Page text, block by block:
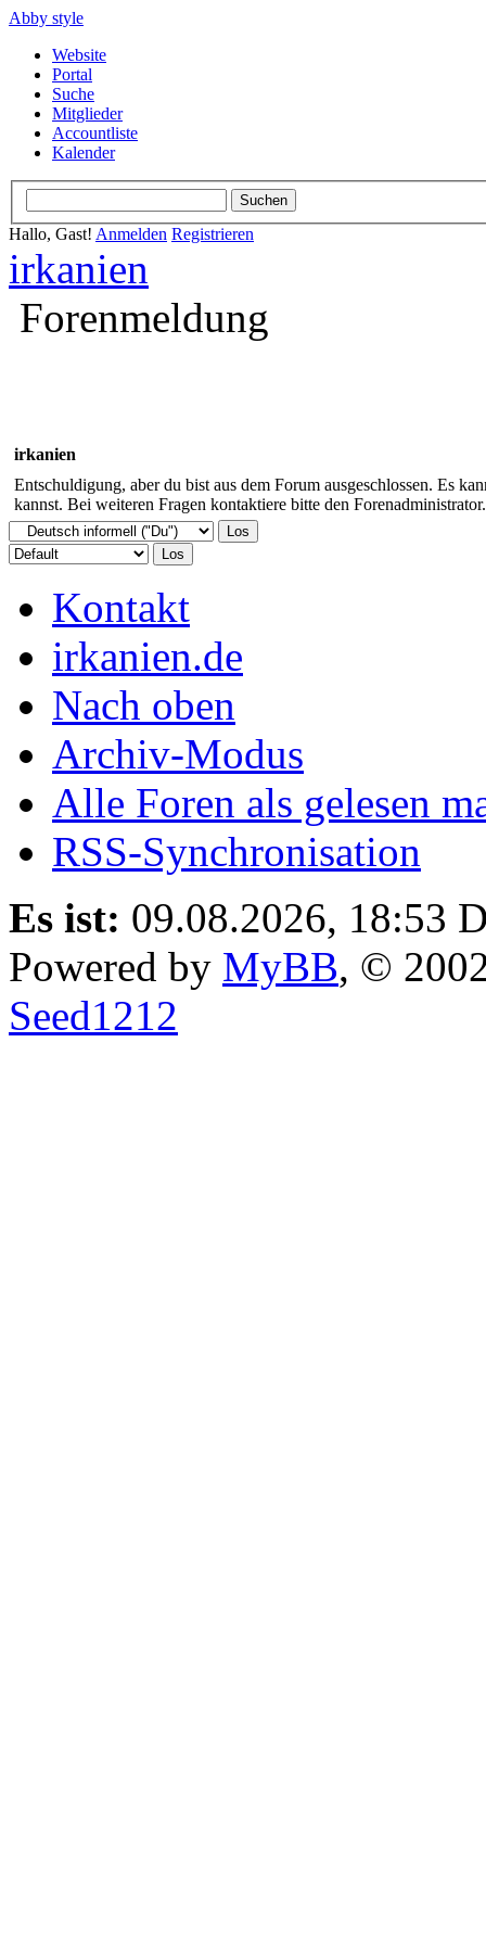
Abby style
Website
Portal
Suche
Mitglieder
Accountliste
Kalender
Hallo, Gast! Anmelden Registrieren
irkanien
Forenmeldung
irkanien
Entschuldigung, aber du bist aus dem Forum ausgeschlossen. Es
kannst. Bei weiteren Fragen kontaktiere bitte den Forenadministrator.
Kontakt
irkanien.de
Nach oben
Archiv-Modus
Alle Foren als gelesen
RSS-Synchronisation
Es ist: 09.08.2026, 18:53
Powered by MyBB, ©
Seed1212